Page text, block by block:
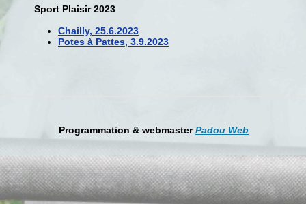
Sport Plaisir 2023
Chailly, 25.6.2023
Potes à Pattes, 3.9.2023
Programmation & webmasterPadou Web